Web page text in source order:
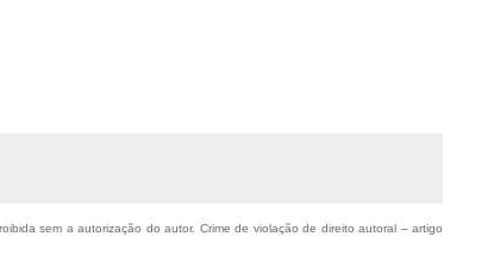
sem a autorização do autor. Crime de violação de direito autoral – artigo